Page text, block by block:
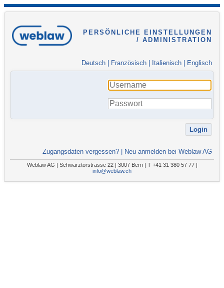
PERSÖNLICHE EINSTELLUNGEN
/ ADMINISTRATION
Deutsch Französisch Italienisch Englisch
Zugangsdaten vergessen? Neu anmelden bei Weblaw AG
Weblaw AG | Schwarztorstrasse 22 | 3007 Bern | T +41 31 380 57 77 |
info@weblaw.ch